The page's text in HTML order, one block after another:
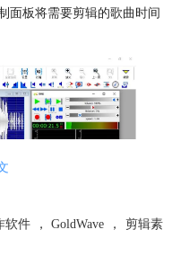
面板将需要剪辑的歌曲时间
软件 ， GoldWave ，
剪辑素